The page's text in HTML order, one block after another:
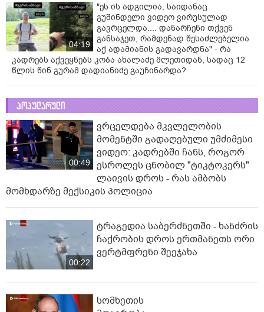
04:19
"ეს ის ადგილია, საიდანაც
გუშინდელი ვიდეო ვირუსულად
გავრცელდა.... დანარჩენი თქვენ
განსაჯეთ, რამდენად შესაძლებელია
აქ ადამიანის გადავარდნა" - რა
კადრებს აქვეყნებს კობა ახალაძე მლეთიდან, სადაც 12
წლის წინ გურამ დადიანიძე გაუჩინარდა?
პოპულარული
00:49
ვრცელდება მკვლელობის
მომენტში გადაღებული უმძიმესი
ვიდეო: კადრებში ჩანს, როგორ
ესროლეს ცნობილ "ტიკტოკერს"
ლაივის დროს - რას ამბობს
მომხდარზე მექსიკის პოლიცია
00:22
ტრაგედია საბერძნეთში - ხანძრის
ჩაქრობის დროს ერთმანეთს ორი
ვერტმფრენი შეეჯახა
სომხეთის